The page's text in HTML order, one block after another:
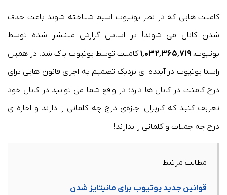
کامنت هایی که در نظر یوتیوب اسپم شناخته شوند باعث حذف
شدن کانال می شوند! بر اساس گزارش منتشر شده توسط
یوتیوب،۱٬۰۳۲٬۳۶۵٬۷۱۹ کامنت توسط یوتیوب پاک شد! در همین
راستا یوتیوب در آینده ای نزدیک تصمیم به اجرای قانون هایی برای
درج کامنت در کانال ها دارد؛ در واقع شما می توانید در کانال خود
تعریف کنید که کاربران اجازه‌ی درج چه کلماتی را دارند و اجازه ی
درج چه جملات و کلماتی را ندارند!
مطالب مرتبط
قوانین جدید یوتیوب برای مانیتایز شدن